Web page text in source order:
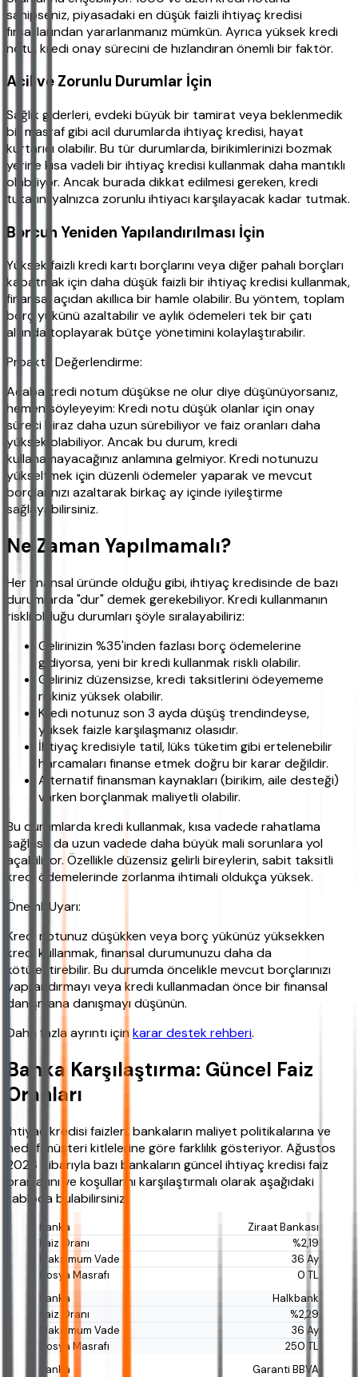
sahipseniz, piyasadaki en düşük faizli ihtiyaç kredisi
fırsatlarından yararlanmanız mümkün. Ayrıca yüksek kredi
notu, kredi onay sürecini de hızlandıran önemli bir faktör.
Acil ve Zorunlu Durumlar İçin
Sağlık giderleri, evdeki büyük bir tamirat veya beklenmedik
bir masraf gibi acil durumlarda ihtiyaç kredisi, hayat
kurtarıcı olabilir. Bu tür durumlarda, birikimlerinizi bozmak
yerine kısa vadeli bir ihtiyaç kredisi kullanmak daha mantıklı
olabiliyor. Ancak burada dikkat edilmesi gereken, kredi
tutarını yalnızca zorunlu ihtiyacı karşılayacak kadar tutmak.
Borcun Yeniden Yapılandırılması İçin
Yüksek faizli kredi kartı borçlarını veya diğer pahalı borçları
kapatmak için daha düşük faizli bir ihtiyaç kredisi kullanmak,
finansal açıdan akıllıca bir hamle olabilir. Bu yöntem, toplam
borç yükünü azaltabilir ve aylık ödemeleri tek bir çatı
altında toplayarak bütçe yönetimini kolaylaştırabilir.
Proaktif Değerlendirme:
Acaba kredi notum düşükse ne olur diye düşünüyorsanız,
hemen söyleyeyim: Kredi notu düşük olanlar için onay
süreci biraz daha uzun sürebiliyor ve faiz oranları daha
yüksek olabiliyor. Ancak bu durum, kredi
kullanamayacağınız anlamına gelmiyor. Kredi notunuzu
yükseltmek için düzenli ödemeler yaparak ve mevcut
borçlarınızı azaltarak birkaç ay içinde iyileştirme
sağlayabilirsiniz.
Ne Zaman Yapılmamalı?
Her finansal üründe olduğu gibi, ihtiyaç kredisinde de bazı
durumlarda "dur" demek gerekebiliyor. Kredi kullanmanın
riskli olduğu durumları şöyle sıralayabiliriz:
Gelirinizin %35'inden fazlası borç ödemelerine
gidiyorsa, yeni bir kredi kullanmak riskli olabilir.
Geliriniz düzensizse, kredi taksitlerini ödeyememe
riskiniz yüksek olabilir.
Kredi notunuz son 3 ayda düşüş trendindeyse,
yüksek faizle karşılaşmanız olasıdır.
İhtiyaç kredisiyle tatil, lüks tüketim gibi ertelenebilir
harcamaları finanse etmek doğru bir karar değildir.
Alternatif finansman kaynakları (birikim, aile desteği)
varken borçlanmak maliyetli olabilir.
Bu durumlarda kredi kullanmak, kısa vadede rahatlama
sağlasa da uzun vadede daha büyük mali sorunlara yol
açabiliyor. Özellikle düzensiz gelirli bireylerin, sabit taksitli
kredi ödemelerinde zorlanma ihtimali oldukça yüksek.
Önemli Uyarı:
Kredi notunuz düşükken veya borç yükünüz yüksekken
kredi kullanmak, finansal durumunuzu daha da
kötüleştirebilir. Bu durumda öncelikle mevcut borçlarınızı
yapılandırmayı veya kredi kullanmadan önce bir finansal
danışmana danışmayı düşünün.
Daha fazla ayrıntı içinkarar destek rehberi.
Banka Karşılaştırma: Güncel Faiz
Oranları
İhtiyaç kredisi faizleri, bankaların maliyet politikalarına ve
hedef müşteri kitlelerine göre farklılık gösteriyor. Ağustos
2026 itibarıyla bazı bankaların güncel ihtiyaç kredisi faiz
oranlarını ve koşullarını karşılaştırmalı olarak aşağıdaki
tabloda bulabilirsiniz:
Ziraat Bankası
%2,19
36 Ay
0 TL
Halkbank
%2,29
36 Ay
250 TL
Garanti BBVA